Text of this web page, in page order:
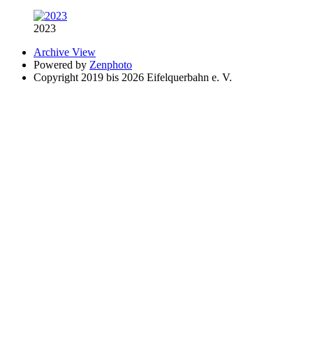
2023
Archive View
Powered by Zenphoto
Copyright 2019 bis 2026 Eifelquerbahn e. V.